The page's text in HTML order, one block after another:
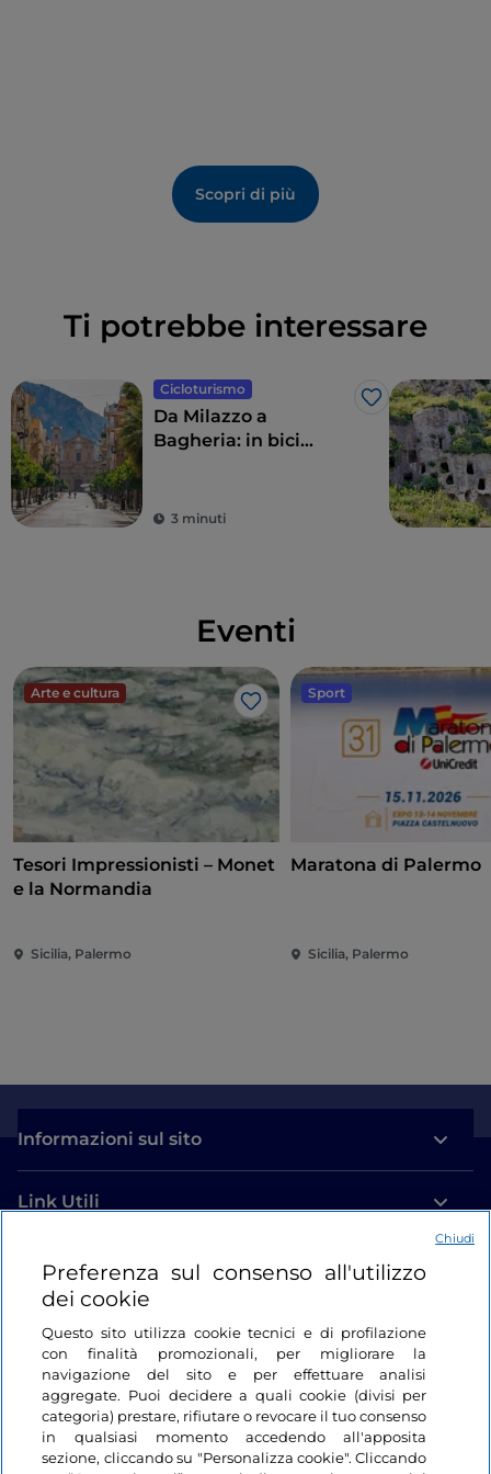
Scopri di più
Ti potrebbe interessare
Cicloturismo
Like
Da Milazzo a
Bagheria: in bici
Sicilia
3 minuti
Eventi
Arte e cultura
Like
Tesori Impressionisti – Monet
e la Normandia
Sicilia, Palermo
Sport
Maratona di Palermo
Sicilia, Palermo
Informazioni sul sito
Link Utili
Login
Restiamo in contatto
Preferenza sul consenso all'utilizzo
dei cookie
Questo sito utilizza cookie tecnici e di profilazione
con finalità promozionali, per migliorare la
navigazione del sito e per effettuare analisi
aggregate. Puoi decidere a quali cookie (divisi per
categoria) prestare, rifiutare o revocare il tuo consenso
in qualsiasi momento accedendo all'apposita
sezione, cliccando su "Personalizza cookie". Cliccando
Chiudi